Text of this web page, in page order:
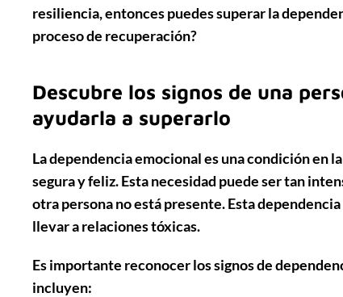
resiliencia, entonces puedes superar la
proceso de recuperación?
Descubre los signos de una
ayudarla a superarlo
La dependencia emocional es una condición en
segura y feliz. Esta necesidad puede ser tan
otra persona no está presente. Esta
llevar a relaciones tóxicas.
Es importante reconocer los signos de
incluyen: